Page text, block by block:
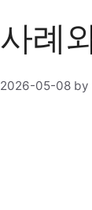
사례
2026-05-08 by